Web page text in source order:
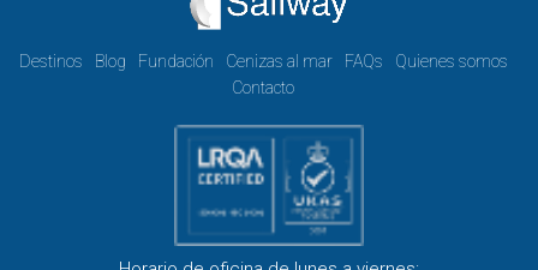
Destinos Blog Fundación Cenizas al mar FAQs
Quienes somos
Contacto